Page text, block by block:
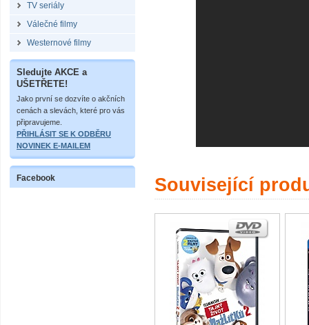
TV seriály
Válečné filmy
Westernové filmy
Sledujte AKCE a
UŠETŘETE!
Jako první se dozvíte o akčních
cenách a slevách, které pro vás
připravujeme.
PŘIHLÁSIT SE K ODBĚRU
NOVINEK E-MAILEM
Facebook Související